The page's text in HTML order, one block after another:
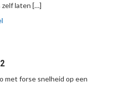
zelf laten […]
met forse snelheid op een